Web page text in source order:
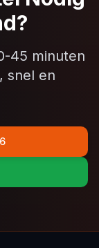
45 minuten
snel en